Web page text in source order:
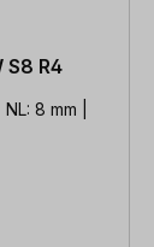
R4
8 mm |